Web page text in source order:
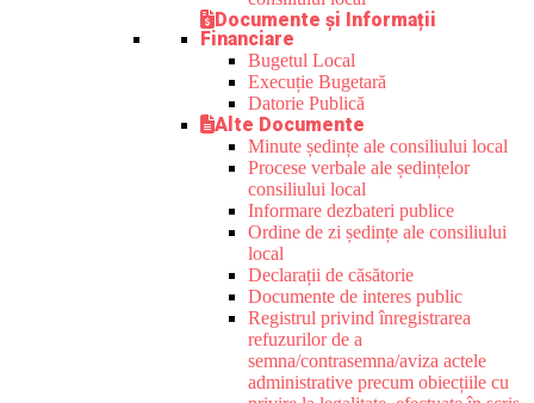
Documente și Informații
Financiare
Bugetul Local
Execuție Bugetară
Datorie Publică
Alte Documente
Minute ședințe ale consiliului local
Procese verbale ale ședințelor
consiliului local
Informare dezbateri publice
Ordine de zi ședințe ale consiliului
local
Declarații de căsătorie
Documente de interes public
Registrul privind înregistrarea
refuzurilor de a
semna/contrasemna/aviza actele
administrative precum obiecțiile cu